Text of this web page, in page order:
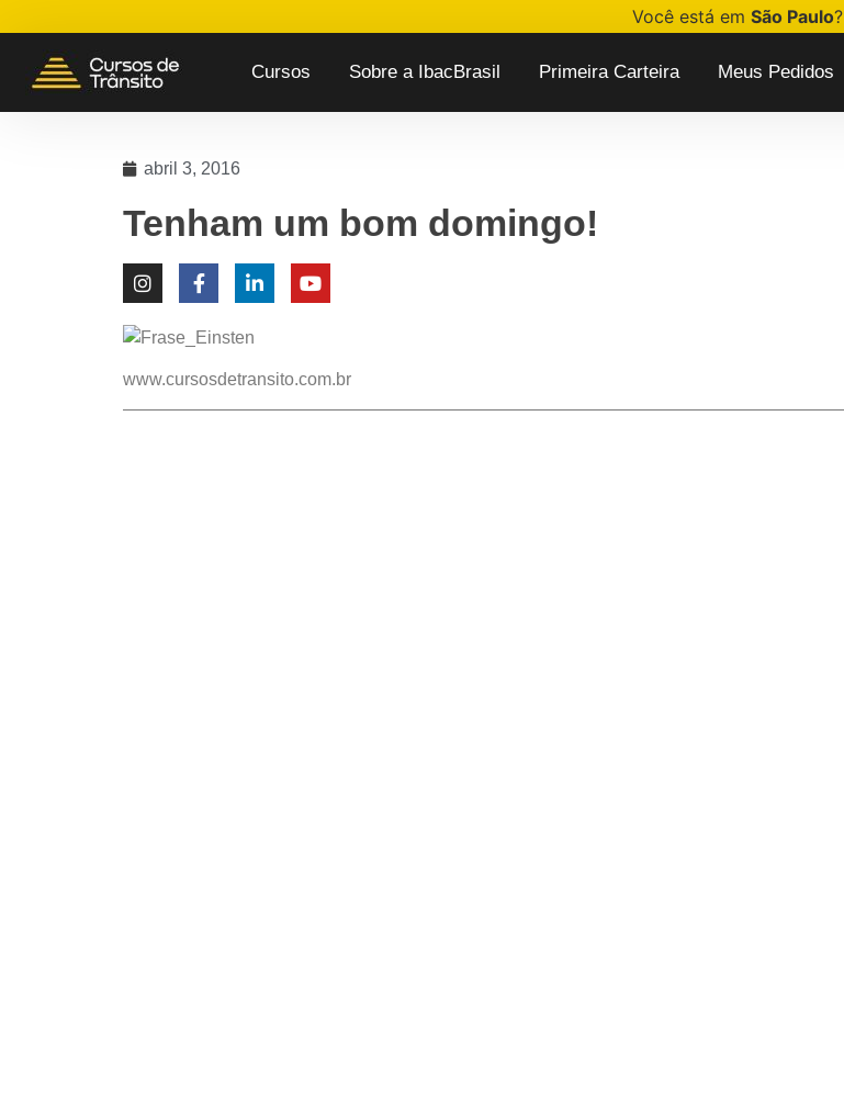
Você está em São Paulo?
Cursos Sobre a IbacBrasil Primeira Carteira Meus Pedidos
abril 3, 2016
Tenham um bom domingo!
www.cursosdetransito.com.br